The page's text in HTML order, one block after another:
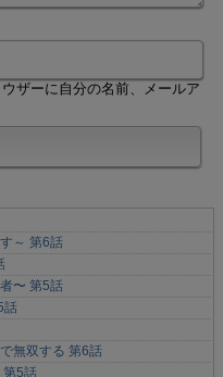
ザーに自分の名前、メールア
～ 第6話
〜 第5話
話
無双する 第6話
第5話